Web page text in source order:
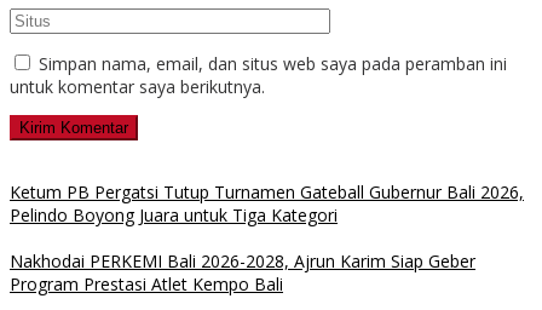
Simpan nama, email, dan situs web saya pada peramban ini
untuk komentar saya berikutnya.
Ketum PB Pergatsi Tutup Turnamen Gateball Gubernur Bali 2026,
Pelindo Boyong Juara untuk Tiga Kategori
Nakhodai PERKEMI Bali 2026-2028, Ajrun Karim Siap Geber
Program Prestasi Atlet Kempo Bali